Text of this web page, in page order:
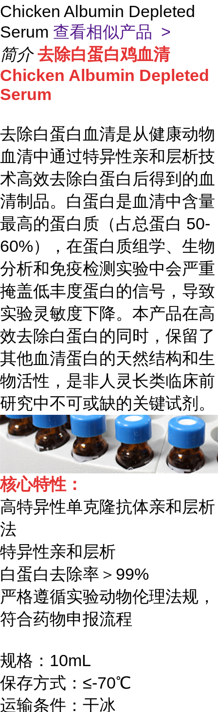
Chicken Albumin Depleted
Serum 查看相似产品 >
简介 去除白蛋白鸡血清
Chicken Albumin Depleted
Serum
去除白蛋白血清是从健康动物
血清中通过特异性亲和层析技
术高效去除白蛋白后得到的血
清制品。白蛋白是血清中含量
最高的蛋白质（占总蛋白 50-
60%），在蛋白质组学、生物
分析和免疫检测实验中会严重
掩盖低丰度蛋白的信号，导致
实验灵敏度下降。本产品在高
效去除白蛋白的同时，保留了
其他血清蛋白的天然结构和生
物活性，是非人灵长类临床前
研究中不可或缺的关键试剂。
核心特性：
高特异性单克隆抗体亲和层析
法
特异性亲和层析
白蛋白去除率＞99%
严格遵循实验动物伦理法规，
符合药物申报流程
规格：10mL
保存方式：≤-70℃
运输条件：干冰